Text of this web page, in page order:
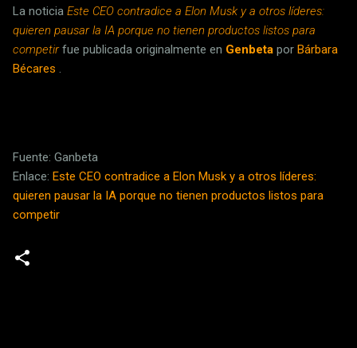
La noticia Este CEO contradice a Elon Musk y a otros líderes:
quieren pausar la IA porque no tienen productos listos para
competirfue publicada originalmente en Genbeta por Bárbara
Bécares .
Fuente: Ganbeta
Enlace: Este CEO contradice a Elon Musk y a otros líderes:
quieren pausar la IA porque no tienen productos listos para
competir